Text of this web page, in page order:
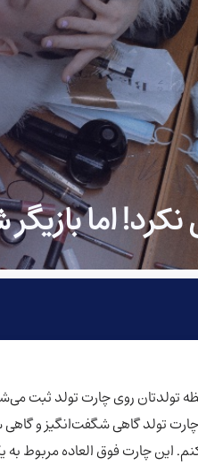
اما
تولدتان روی چارت تولد ثبت
تولد گاهی شگفت‌انگیز و